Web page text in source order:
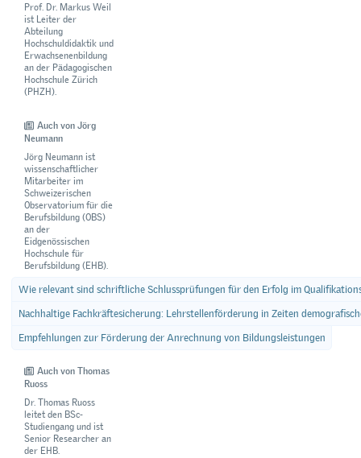
Prof. Dr. Markus Weil
ist Leiter der
Abteilung
Hochschuldidaktik und
Erwachsenenbildung
an der Pädagogischen
Hochschule Zürich
(PHZH).
Auch von Jörg
Neumann
Jörg Neumann ist
wissenschaftlicher
Mitarbeiter im
Schweizerischen
Observatorium für die
Berufsbildung (OBS)
an der
Eidgenössischen
Hochschule für
Berufsbildung (EHB).
Wie relevant sind schriftliche Schlussprüfungen für den Erfolg im
Nachhaltige Fachkräftesicherung: Lehrstellenförderung in Zeiten
Empfehlungen zur Förderung der Anrechnung von Bildungsleistungen
Auch von Thomas
Ruoss
Dr. Thomas Ruoss
leitet den BSc-
Studiengang und ist
Senior Researcher an
der EHB.